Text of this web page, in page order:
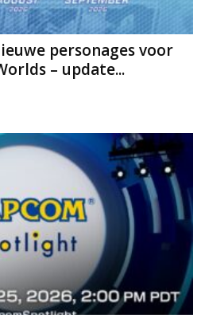
personages voor
– update...